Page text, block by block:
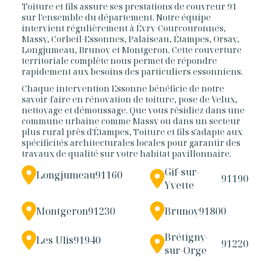
Toiture et fils assure ses prestations de couvreur 91
sur l'ensemble du département. Notre équipe
intervient régulièrement à Évry-Courcouronnes,
Massy, Corbeil-Essonnes, Palaiseau, Étampes, Orsay,
Longjumeau, Brunoy et Montgeron. Cette couverture
territoriale complète nous permet de répondre
rapidement aux besoins des particuliers essonniens.
Chaque intervention Essonne bénéficie de notre
savoir-faire en rénovation de toiture, pose de Velux,
nettoyage et démoussage. Que vous résidiez dans une
commune urbaine comme Massy ou dans un secteur
plus rural près d'Étampes, Toiture et fils s'adapte aux
spécificités architecturales locales pour garantir des
travaux de qualité sur votre habitat pavillonnaire.
Longjumeau91160
Gif-sur-
Yvette
91190
Montgeron91230 Brunoy91800
Les Ulis91940
Brétigny-
sur-Orge
91220